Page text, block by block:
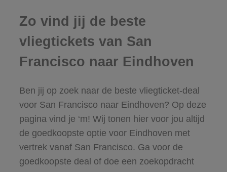
Zo vind jij de beste
vliegtickets van San
Francisco naar Eindhoven
Ben jij op zoek naar de beste vliegticket-deal
voor San Francisco naar Eindhoven? Op deze
pagina vind je ‘m! Wij tonen hier voor jou altijd
de goedkoopste optie voor Eindhoven met
vertrek vanaf San Francisco. Ga voor de
goedkoopste deal of doe een zoekopdracht